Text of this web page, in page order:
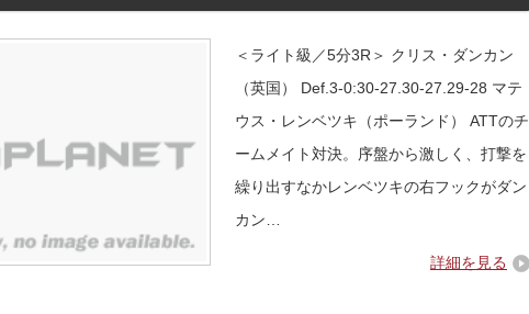
＜ライト級／5分3R＞ クリス・ダンカン
（英国） Def.3-0:30-27.30-27.29-28 マテ
ウス・レンベツキ（ポーランド） ATTのチ
ームメイト対決。序盤から激しく、打撃を
繰り出すなかレンベツキの右フックがダン
カン…
詳細を見る